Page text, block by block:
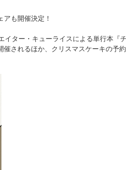
も開催決定！
ター・キューライスによる単行本『
されるほか、クリスマスケーキの予約